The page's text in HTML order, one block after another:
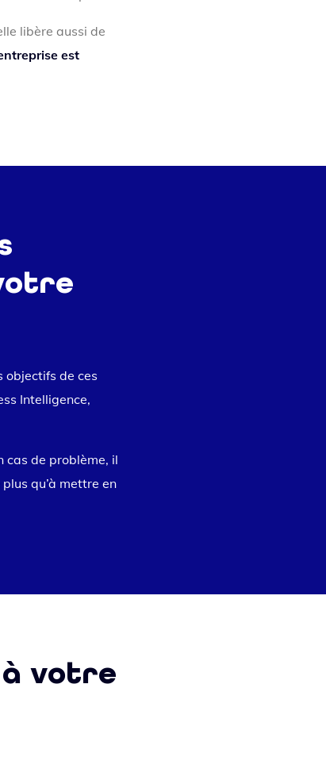
libère aussi de
est
objectifs de ces
Intelligence,
cas de problème, il
qu’à mettre en
votre